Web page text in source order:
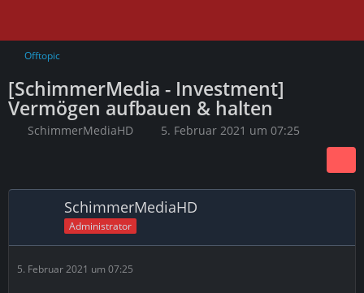
Offtopic
[SchimmerMedia - Investment]
Vermögen aufbauen & halten
SchimmerMediaHD 5. Februar 2021 um 07:25
SchimmerMediaHD
Administrator
5. Februar 2021 um 07:25